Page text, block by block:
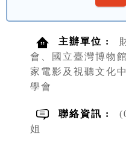
主辦單位 :
會、國立臺灣博物
家電影及視聽文化
學會
聯絡資訊 :
姐